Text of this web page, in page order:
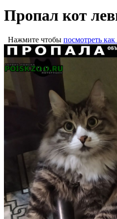
Пропал кот
Нажмите чтобы посмотреть как